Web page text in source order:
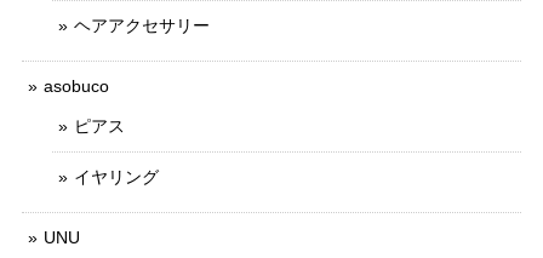
ヘアアクセサリー
asobuco
ピアス
イヤリング
UNU